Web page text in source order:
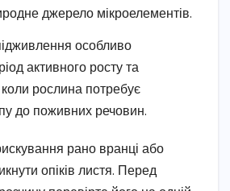
джерело мікроелементів.
особливо
активного росту та
рослина потребує
до поживних речовин.
рано вранці або
опіків листя. Перед